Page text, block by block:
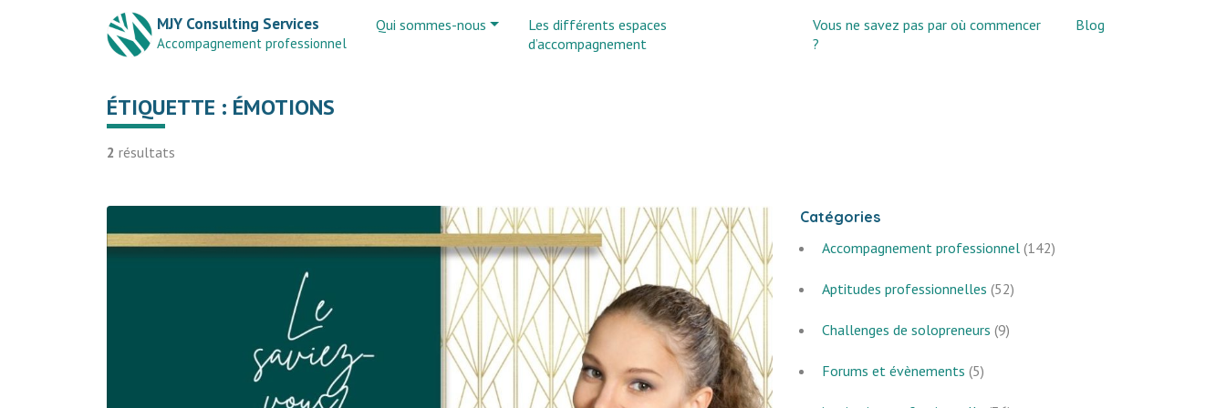
MJY Consulting Services
Accompagnement professionnel
Qui sommes-nous
Les différents espaces
d’accompagnement
Vous ne savez pas par où commencer
?
Blog
ÉTIQUETTE : ÉMOTIONS
2 résultats
Catégories
Accompagnement professionnel (142)
Aptitudes professionnelles (52)
Challenges de solopreneurs (9)
Forums et évènements (5)